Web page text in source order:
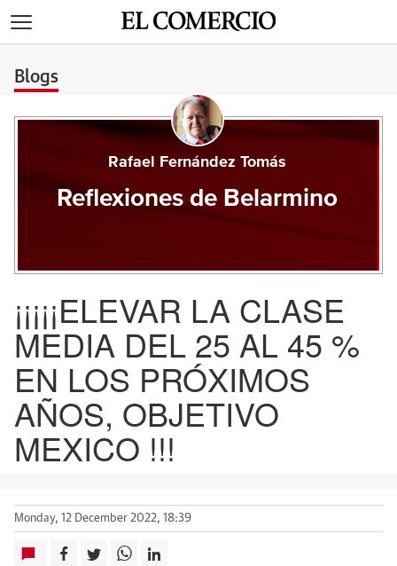
Blogs
Rafael Fernández Tomás
Reflexiones de Belarmino
¡¡¡¡¡ELEVAR LA CLASE
MEDIA DEL 25 AL 45 %
EN LOS PRÓXIMOS
AÑOS, OBJETIVO
MEXICO !!!
Monday, 12 December 2022, 18:39